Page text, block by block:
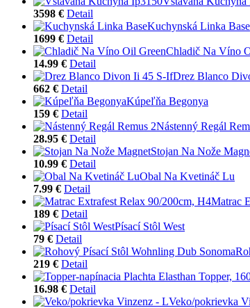
3598 € Detail
Kuchynská Linka Base
1699 € Detail
Chladič Na Víno
14.99 € Detail
Drez Blanco
662 € Detail
Kúpeľňa Begonya
159 € Detail
Nástenný Regál
28.95 € Detail
Stojan Na Nože
10.99 € Detail
Obal Na Kvetináč Lu
7.99 € Detail
Matrac
189 € Detail
Písací Stôl West
79 € Detail
219 € Detail
16.98 € Detail
Veko/pokrievka